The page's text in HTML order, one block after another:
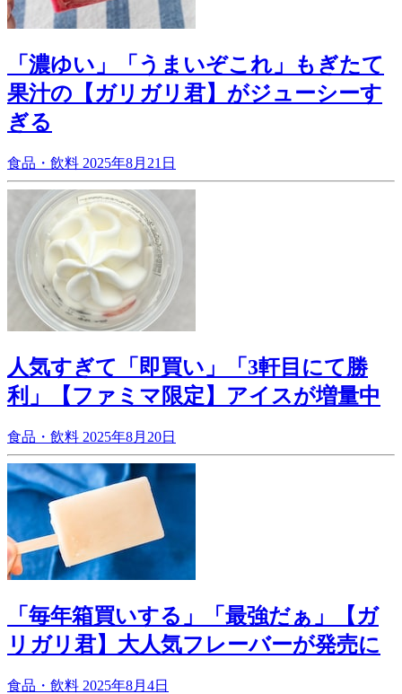
「濃ゆい」「うまいぞこれ」もぎたて
果汁の【ガリガリ君】がジューシーす
ぎる
食品・飲料 2025年8月21日
人気すぎて「即買い」「3軒目にて勝
利」【ファミマ限定】アイスが増量中
食品・飲料 2025年8月20日
「毎年箱買いする」「最強だぁ」【ガ
リガリ君】大人気フレーバーが発売に
食品・飲料 2025年8月4日